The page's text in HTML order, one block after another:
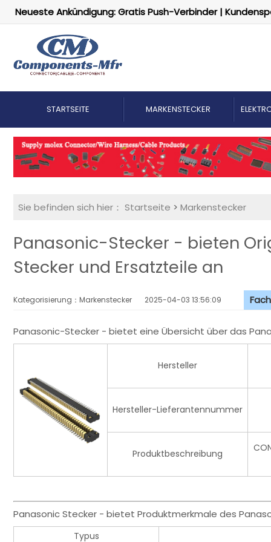
Neueste Ankündigung: Gratis Push-Verbinder |
STARTSEITE MARKENSTECKER
Sie befinden sich hier： Startseite > Markenstecker
Panasonic-Stecker - bieten
Stecker und Ersatzteile an
Kategorisierung：Markenstecker 2025-04-03 13:56:09
Panasonic-Stecker - bietet eine Übersicht über das
Hersteller
Hersteller-Lieferantennummer
Produktbeschreibung
Panasonic Stecker - bietet Produktmerkmale des
Typus